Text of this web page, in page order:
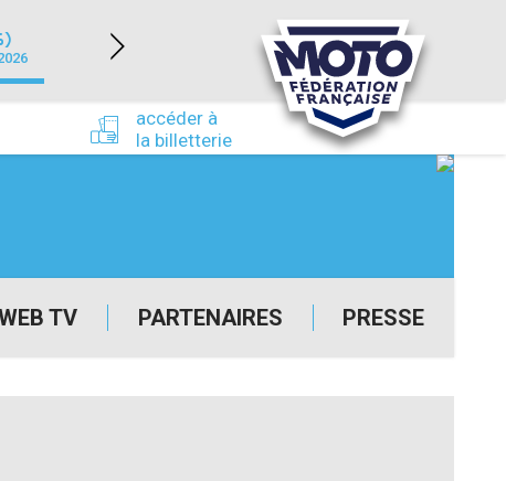
TV PARTENAIRES PRESSE
accéder à
la billetterie
NEVERS MAGNY-COURS (58)
du 24/09/2026 au 27/09/2026